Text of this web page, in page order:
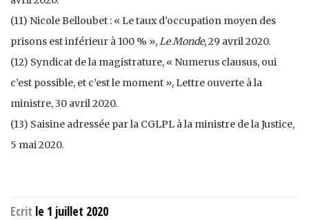
(11) Nicole Belloubet : « Le taux d’occupation moyen des
prisons est inférieur à 100 % », Le Monde, 29 avril 2020.
(12) Syndicat de la magistrature, « Numerus clausus, oui
c’est possible, et c’est le moment », Lettre ouverte à la
ministre, 30 avril 2020.
(13) Saisine adressée par la CGLPL à la ministre de la Justice,
5 mai 2020.
Ecrit le 1 juillet 2020